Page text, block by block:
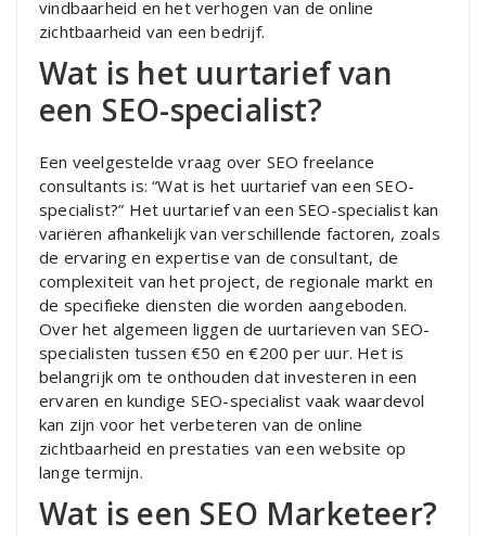
vindbaarheid en het verhogen van de online
zichtbaarheid van een bedrijf.
Wat is het uurtarief van
een SEO-specialist?
Een veelgestelde vraag over SEO freelance
consultants is: “Wat is het uurtarief van een SEO-
specialist?” Het uurtarief van een SEO-specialist kan
variëren afhankelijk van verschillende factoren, zoals
de ervaring en expertise van de consultant, de
complexiteit van het project, de regionale markt en
de specifieke diensten die worden aangeboden.
Over het algemeen liggen de uurtarieven van SEO-
specialisten tussen €50 en €200 per uur. Het is
belangrijk om te onthouden dat investeren in een
ervaren en kundige SEO-specialist vaak waardevol
kan zijn voor het verbeteren van de online
zichtbaarheid en prestaties van een website op
lange termijn.
Wat is een SEO Marketeer?